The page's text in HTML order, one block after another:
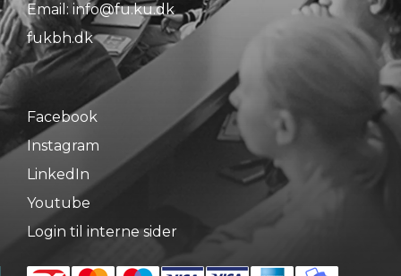
Email: info@fu.ku.dk
fukbh.dk
Facebook
Instagram
LinkedIn
Youtube
Login til interne sider